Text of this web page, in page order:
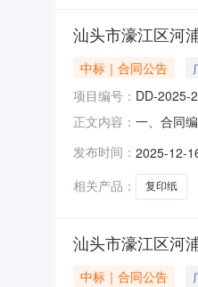
汕头市濠江区河
中标｜合同公告
项目编号： DD-2025-
正文内容： 一、合同
发布时间： 2025-12-
相关产品：
复印纸
汕头市濠江区河
中标｜合同公告